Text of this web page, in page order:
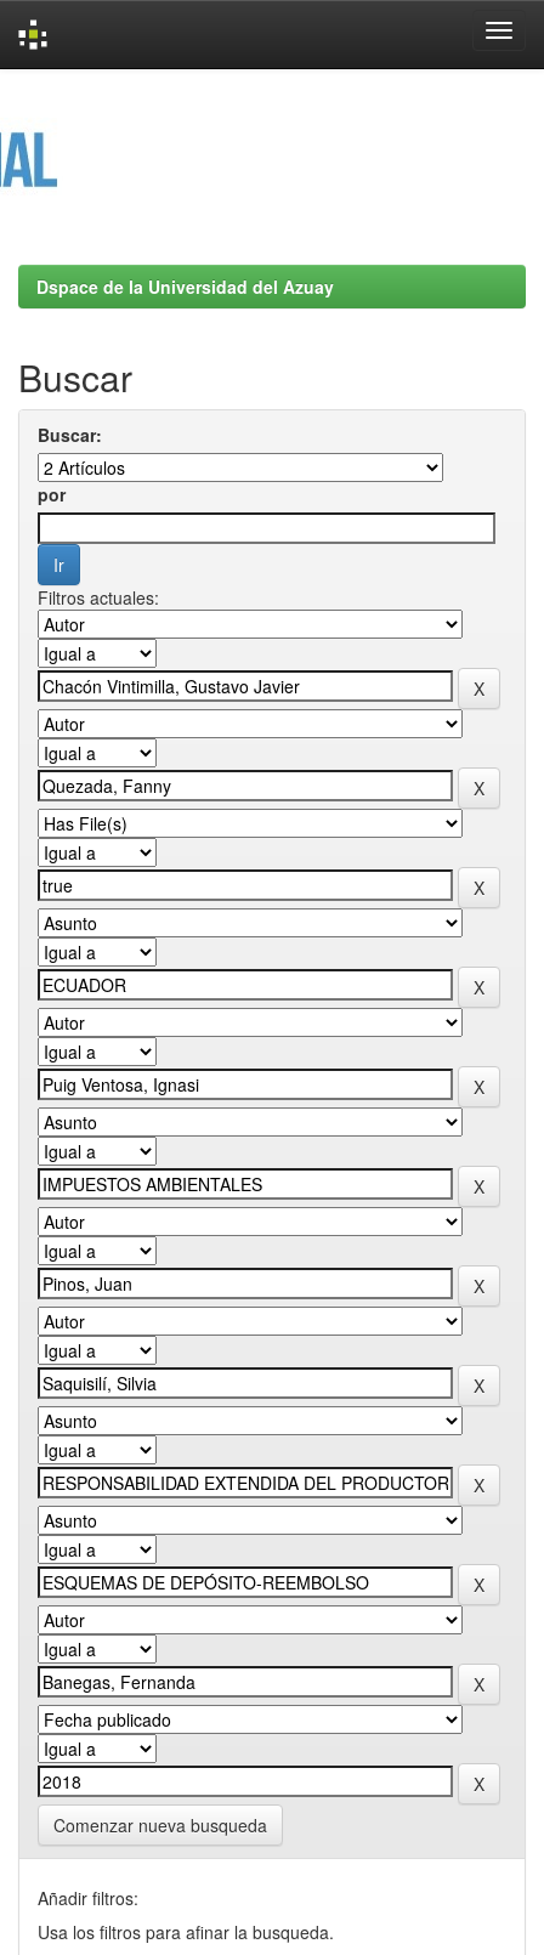
Dspace de la Universidad del Azuay
Buscar
Buscar:
por
Filtros actuales:
Comenzar nueva busqueda
Añadir filtros:
Usa los filtros para afinar la busqueda.